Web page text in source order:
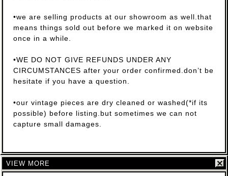
•we are selling products at our showroom as well.that
means things sold out before we marked it on website
once in a while.
•WE DO NOT GIVE REFUNDS UNDER ANY
CIRCUMSTANCES after your order confirmed.don’t be
hesitate if you have a question.
•our vintage pieces are dry cleaned or washed(*if its
possible) before listing.but sometimes we can not
capture small damages.
VIEW MORE